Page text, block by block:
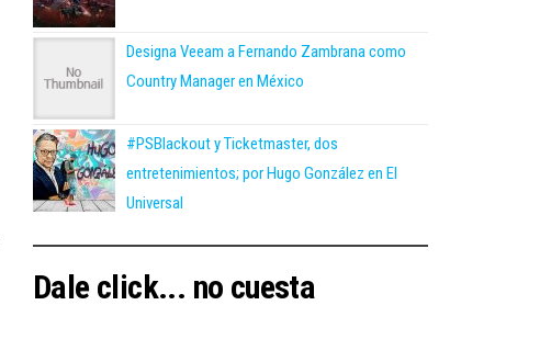
Designa Veeam a Fernando Zambrana como
Country Manager en México
#PSBlackout y Ticketmaster, dos
entretenimientos; por Hugo González en El
Universal
Dale click... no cuesta